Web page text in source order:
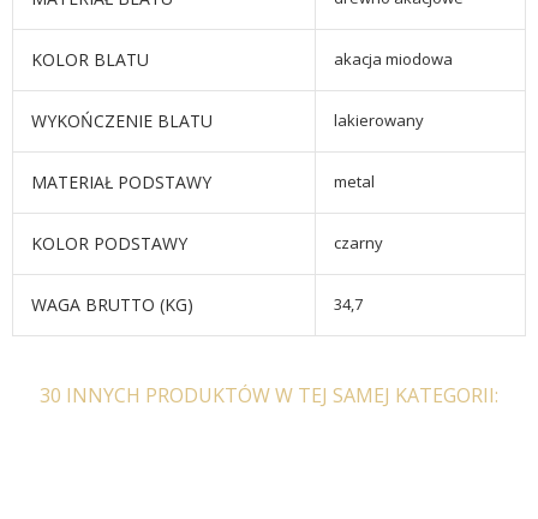
KOLOR BLATU akacja miodowa
WYKOŃCZENIE BLATU lakierowany
MATERIAŁ PODSTAWY metal
KOLOR PODSTAWY czarny
WAGA BRUTTO (KG) 34,7
30 INNYCH PRODUKTÓW W TEJ SAMEJ KATEGORII: